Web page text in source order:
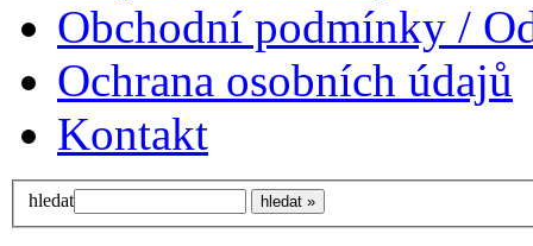
Obchodní podmínky /
Ochrana osobních údajů
Kontakt
hledat